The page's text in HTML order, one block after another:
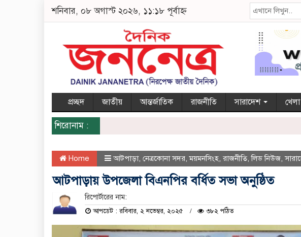
শনিবার, ০৮ অগাস্ট ২০২৬, ১১:১৮ পূর্বাহ্ন
প্রচ্ছদ জাতীয় আন্তর্জাতিক রাজনীতি সারাদেশ খেলা
শিরোনাম :
Home আটপাড়া, নেত্রকোনা সদর ,ময়মনসিংহ রাজনীতি ,লিড নিউজ ,
আটপাড়ায় উপজেলা বিএনপির বর্ধিত সভা অনুষ্ঠিত
রিপোর্টারের নাম:
আপডেট : রবিবার, ২ নভেম্বর, ২০২৫ ৩৮২ পঠিত